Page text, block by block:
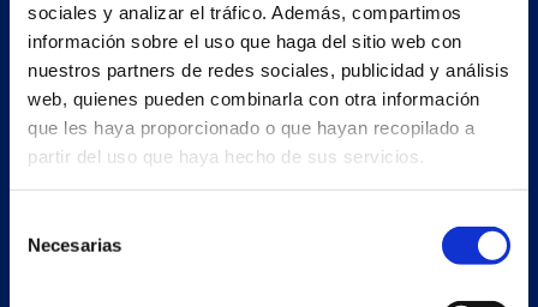
sociales y analizar el tráfico. Además, compartimos
información sobre el uso que haga del sitio web con
nuestros partners de redes sociales, publicidad y análisis
web, quienes pueden combinarla con otra información
que les haya proporcionado o que hayan recopilado a
partir del uso que haya hecho de sus servicios.
Necesarias